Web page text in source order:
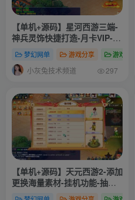
【单机+源码】星河西游三端-
神兵灵饰快捷打造-月卡VIP-世
界BOSS-每日礼包-助战等
梦幻网单 游戏分享 游戏网单
小灰兔技术频道 297
【单机+源码】天元西游2-添加
更换海量素材-挂机功能-抽奖
大仓库-定制礼包等应有尽有